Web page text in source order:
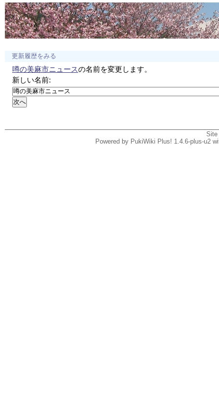
更新履歴をみる
噂の美麻市ニュースの名前を変更します。
新しい名前:
Powered by PukiWiki Plus! 1.4.6-plus-u2